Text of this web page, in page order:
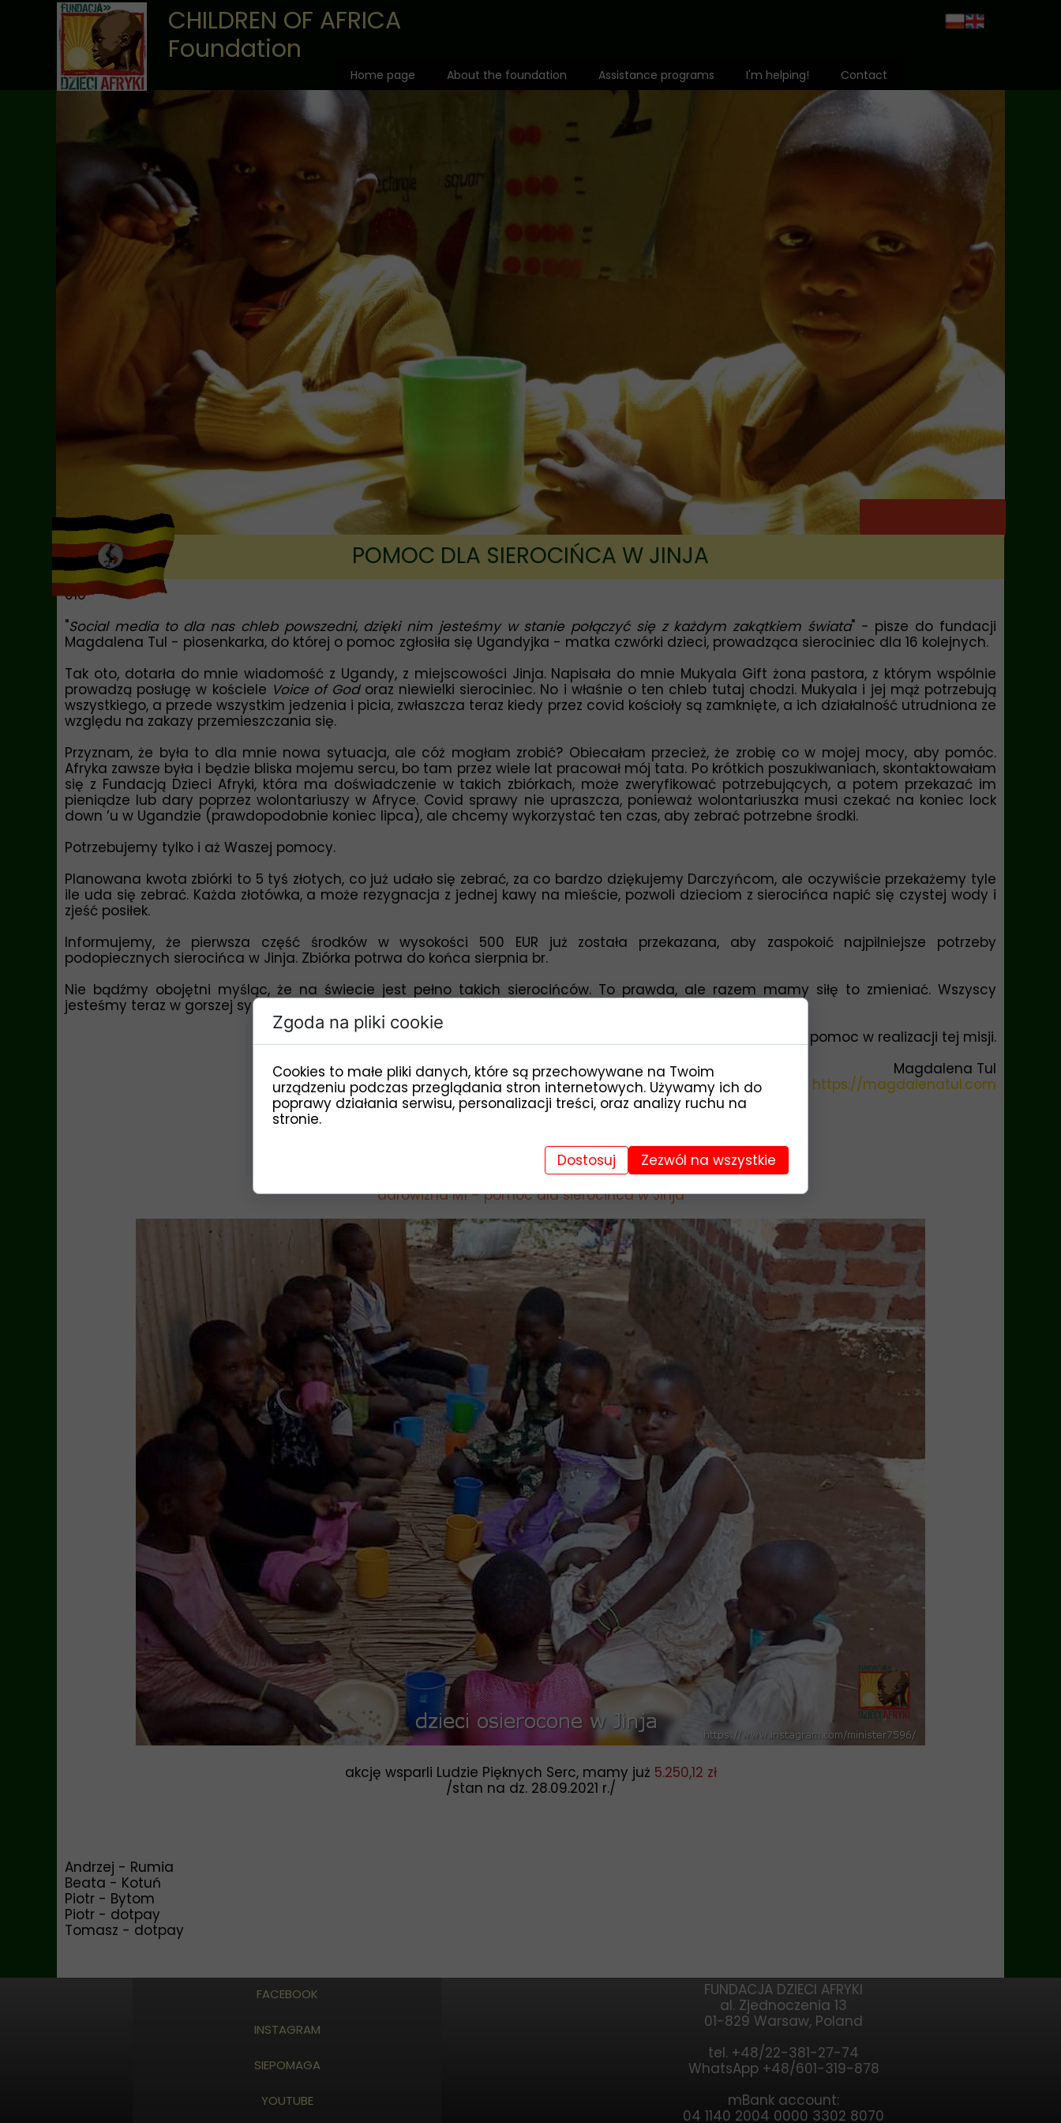
POMOC DLA SIEROCIŃCA W JINJA
016
"Social media to dla nas chleb powszedni, dzięki nim jesteśmy w stanie połączyć się z każdym zakątkiem świata" - pisze do fundacji
Magdalena Tul - piosenkarka, do której o pomoc zgłosiła się Ugandyjka - matka czwórki dzieci, prowadząca sierociniec dla 16 kolejnych.
Tak oto, dotarła do mnie wiadomość z Ugandy, z miejscowości Jinja. Napisała do mnie Mukyala Gift żona pastora, z którym wspólnie
prowadzą posługę w kościele Voice of Godoraz niewielki sierociniec. No i właśnie o ten chleb tutaj chodzi. Mukyala i jej mąż potrzebują
wszystkiego, a przede wszystkim jedzenia i picia, zwłaszcza teraz kiedy przez covid kościoły są zamknięte, a ich działalność utrudniona ze
względu na zakazy przemieszczania się.
Przyznam, że była to dla mnie nowa sytuacja, ale cóż mogłam zrobić? Obiecałam przecież, że zrobię co w mojej mocy, aby pomóc.
Afryka zawsze była i będzie bliska mojemu sercu, bo tam przez wiele lat pracował mój tata. Po krótkich poszukiwaniach, skontaktowałam
się z Fundacją Dzieci Afryki, która ma doświadczenie w takich zbiórkach, może zweryfikować potrzebujących, a potem przekazać im
pieniądze lub dary poprzez wolontariuszy w Afryce. Covid sprawy nie upraszcza, ponieważ wolontariuszka musi czekać na koniec lock
down ’u w Ugandzie (prawdopodobnie koniec lipca), ale chcemy wykorzystać ten czas, aby zebrać potrzebne środki.
Potrzebujemy tylko i aż Waszej pomocy.
Planowana kwota zbiórki to 5 tyś złotych, co już udało się zebrać, za co bardzo dziękujemy Darczyńcom, ale oczywiście przekażemy tyle
ile uda się zebrać. Każda złotówka, a może rezygnacja z jednej kawy na mieście, pozwoli dzieciom z sierocińca napić się czystej wody i
zjeść posiłek.
Informujemy, że pierwsza część środków w wysokości 500 EUR już została przekazana, aby zaspokoić najpilniejsze potrzeby
podopiecznych sierocińca w Jinja. Zbiórka potrwa do końca sierpnia br.
Nie bądźmy obojętni myśląc, że na świecie jest pełno takich sierocińców. To prawda, ale razem mamy siłę to zmieniać. Wszyscy
jesteśmy teraz w gorszej sytuacji, ale zawsze warto rozejrzeć się wokół czy ktoś nie ma jeszcze gorzej.
Dziękuję za pomoc w realizacji tej misji.
Magdalena Tul
https://magdalenatul.com
Tak, pomagam:
FUNDACJA DZIECI AFRYKI
al. Zjednoczenia 13, 01-829 Warszawa
09 1140 2004 0000 3902 8070 7963
darowizna M1 – pomoc dla sierocińca w Jinja
akcję wsparli Ludzie Pięknych Serc, mamy już 5.250,12 zł
/stan na dz. 28.09.2021 r./
Andrzej - Rumia
Beata - Kotuń
Piotr - Bytom
Piotr - dotpay
Tomasz - dotpay
CHILDREN OF AFRICA
Foundation
Home page About the foundation
Recommendations
Angel of the Children of Africa
Assistance programs
Missionary Fund
Adoption of the Heart
Care and feeding
I'm helping! Contact
Grant Application
FACEBOOK
INSTAGRAM
SIEPOMAGA
YOUTUBE
FUNDACJA DZIECI AFRYKI
al. Zjednoczenia 13
01-829 Warsaw, Poland
tel. +48/22-381-27-74
WhatsApp +48/601-319-878
mBank account:
04 1140 2004 0000 3302 8070
Zgoda na pliki cookie
Cookies to małe pliki danych, które są przechowywane na Twoim
urządzeniu podczas przeglądania stron internetowych. Używamy ich do
poprawy działania serwisu, personalizacji treści, oraz analizy ruchu na
stronie.
Dostosuj Zezwól na wszystkie